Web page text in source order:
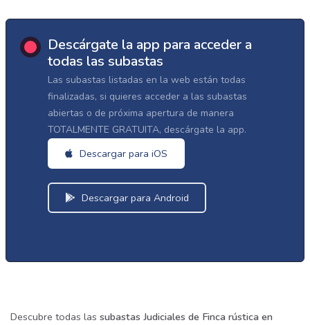
Descárgate la app para acceder a
todas las subastas
Las subastas listadas en la web están todas
finalizadas, si quieres acceder a las subastas
abiertas o de próxima apertura de manera
TOTALMENTE GRATUITA, descárgate la app.
Descargar para iOS
Descargar para Android
Descubre todas las subastas Judiciales de Finca rústica en